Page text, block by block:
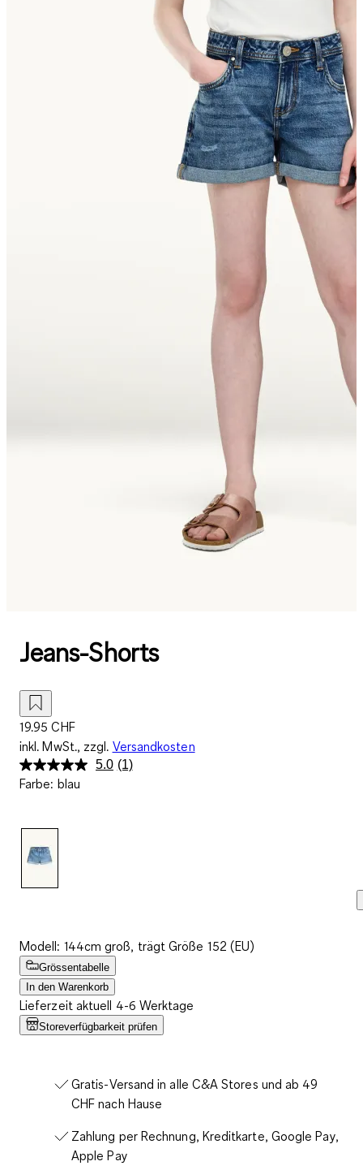
Jeans-Shorts
19.95 CHF
inkl. MwSt., zzgl. Versandkosten
5.0 Bewertung
(1)
Farbe: blau
Modell: 144cm groß, trägt Größe 152 (EU)
Grössentabelle
In den Warenkorb
Lieferzeit aktuell 4-6 Werktage
Storeverfügbarkeit prüfen
Gratis-Versand in alle C&A Stores und ab 49
CHF nach Hause
Zahlung per Rechnung, Kreditkarte, Google Pay,
Apple Pay